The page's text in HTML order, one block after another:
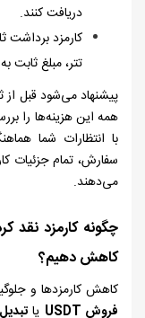
دریافت کنند.
کارمزد برداشت
تتر، مبلغ ثابت
پیشنهاد می‌شود قبل
همه این هزینه‌ها را
با انتظارات شما
سفارش، تمام جزئیات
می‌دهند.
چگونه کارمزد نقد
کاهش دهیم؟
کاهش کارمزد‌ها و
فروش USDT یا